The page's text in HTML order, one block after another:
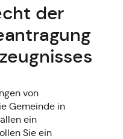
der
von
Gemeinde in
ein
Sie ein